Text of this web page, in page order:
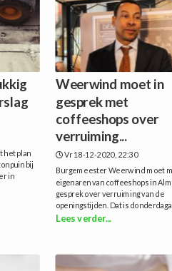
het plan
bij
in
Weerwind moet in
gesprek met
coffeeshops over
verruiming...
Vr 18-12-2020, 22:30
Burgemeester Weerwind moet
eigenaren van coffeeshops in
gesprek over verruiming van de
openingstijden. Dat is
Lees verder...